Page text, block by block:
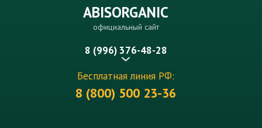
ABISORGANIC
официальный сайт
8 (996) 376-48-28
Бесплатная линия РФ:
8 (800) 500 23-36